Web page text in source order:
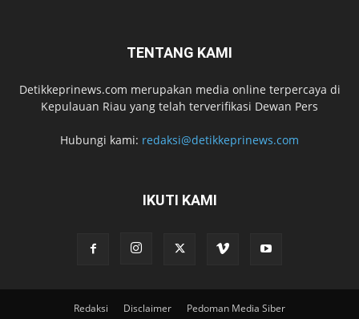
TENTANG KAMI
Detikkeprinews.com merupakan media online terpercaya di
Kepulauan Riau yang telah terverifikasi Dewan Pers
Hubungi kami: redaksi@detikkeprinews.com
IKUTI KAMI
Redaksi Disclaimer Pedoman Media Siber